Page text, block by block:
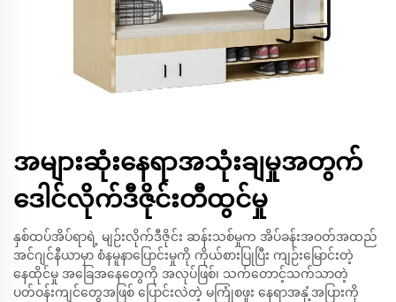
အများဆုံးနေရာအသုံးချမှုအတွက်
ဒေါင်လိုက်ဒီဇိုင်းတီထွင်မှု
နှစ်ထပ်အိပ်ရာရဲ့ မျဉ်းလိုက်ဒီဇိုင်း ဆန်းသစ်မှုက အိပ်ခန်းအဝတ်အထည်
အင်ဂျင်နီယာမှာ စံနမူနာပြောင်းမှုကို ကိုယ်စားပြုပြီး ကျဉ်းမြောင်းတဲ့
နေထိုင်မှု အခြေအနေတွေကို အလုပ်ဖြစ်၊ သက်တောင့်သက်သာတဲ့
ပတ်ဝန်းကျင်တွေအဖြစ် ပြောင်းလဲတဲ့ မကြုံစဖူး နေရာအနှံ့အပြားကို